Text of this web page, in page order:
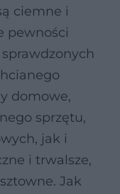
ciemne i
pewności
domowe,
sprzętu,
jak i
i trwalsze,
Jak